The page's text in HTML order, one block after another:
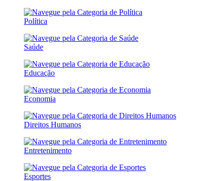
Política
Saúde
Educação
Economia
Direitos Humanos
Entretenimento
Esportes